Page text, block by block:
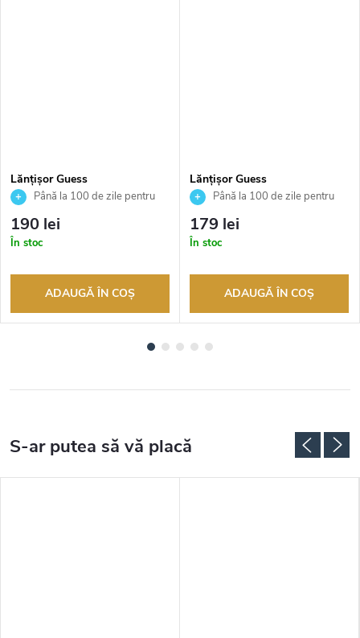
Lănțișor Guess
JUBN03124JWRHT
Până la 100 de zile pentru
returnarea bunurilor. Vânzător
autorizat
190 lei
În stoc
ADAUGĂ ÎN COŞ
Lănțișor Guess
JUBN04162JWRHT
Până la 100 de zile pentru
returnarea bunurilor. Vânzător
autorizat
179 lei
În stoc
ADAUGĂ ÎN COŞ